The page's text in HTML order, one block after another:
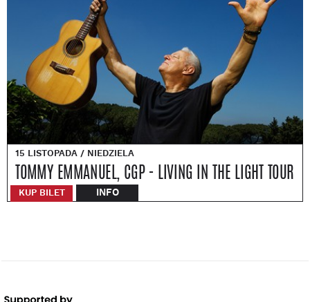
15 LISTOPADA / NIEDZIELA
TOMMY EMMANUEL, CGP - LIVING IN THE LIGHT TOUR
KUP BILET INFO